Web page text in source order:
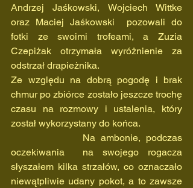
Andrzej Jaśkowski, Wojciech Wittke
oraz Maciej Jaśkowski  pozowali do
fotki ze swoimi trofeami, a Zuzia
Czepiżak otrzymała wyróżnienie za
odstrzał drapieżnika.
Ze względu na dobrą pogodę i brak
chmur po zbiórce zostało jeszcze trochę
czasu na rozmowy i ustalenia, który
został wykorzystany do końca.
oczekiwania  na swojego rogacza
słyszałem kilka strzałów, co oznaczało
niewątpliwie udany pokot, a to zawsze